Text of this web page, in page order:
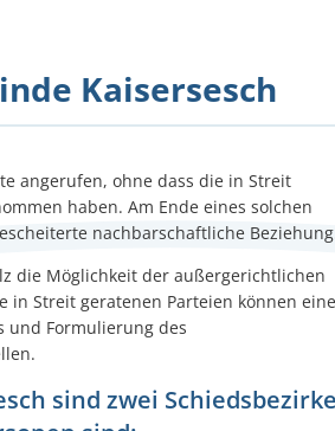
Kaisersesch
angerufen, ohne dass die in Streit
haben. Am Ende eines solchen
nachbarschaftliche
die Möglichkeit der außergerichtlichen
in Streit geratenen Parteien können
und Formulierung des
sind zwei Schiedsbezirke